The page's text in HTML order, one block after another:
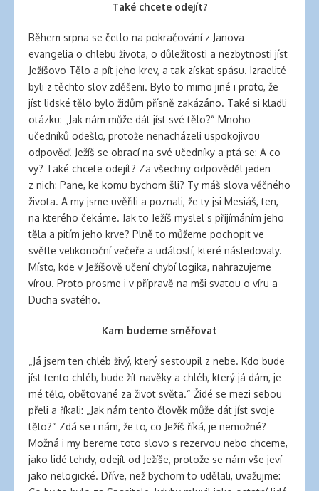
Také chcete odejít?
Během srpna se četlo na pokračování z Janova
evangelia o chlebu života, o důležitosti a nezbytnosti jíst
Ježíšovo Tělo a pít jeho krev, a tak získat spásu. Izraelité
byli z těchto slov zděšeni. Bylo to mimo jiné i proto, že
jíst lidské tělo bylo židům přísně zakázáno. Také si kladli
otázku: „Jak nám může dát jíst své tělo?“ Mnoho
učedníků odešlo, protože nenacházeli uspokojivou
odpověď. Ježíš se obrací na své učedníky a ptá se: A co
vy? Také chcete odejít? Za všechny odpověděl jeden
z nich: Pane, ke komu bychom šli? Ty máš slova věčného
života. A my jsme uvěřili a poznali, že ty jsi Mesiáš, ten,
na kterého čekáme. Jak to Ježíš myslel s přijímáním jeho
těla a pitím jeho krve? Plně to můžeme pochopit ve
světle velikonoční večeře a událostí, které následovaly.
Místo, kde v Ježíšově učení chybí logika, nahrazujeme
vírou. Proto prosme i v přípravě na mši svatou o víru a
Ducha svatého.
Kam budeme směřovat
„Já jsem ten chléb živý, který sestoupil z nebe. Kdo bude
jíst tento chléb, bude žít navěky a chléb, který já dám, je
mé tělo, obětované za život světa.“ Židé se mezi sebou
přeli a říkali: „Jak nám tento člověk může dát jíst svoje
tělo?“ Zdá se i nám, že to, co Ježíš říká, je nemožné?
Možná i my bereme toto slovo s rezervou nebo chceme,
jako lidé tehdy, odejít od Ježíše, protože se nám vše jeví
jako nelogické. Dříve, než bychom to udělali, uvažujme: